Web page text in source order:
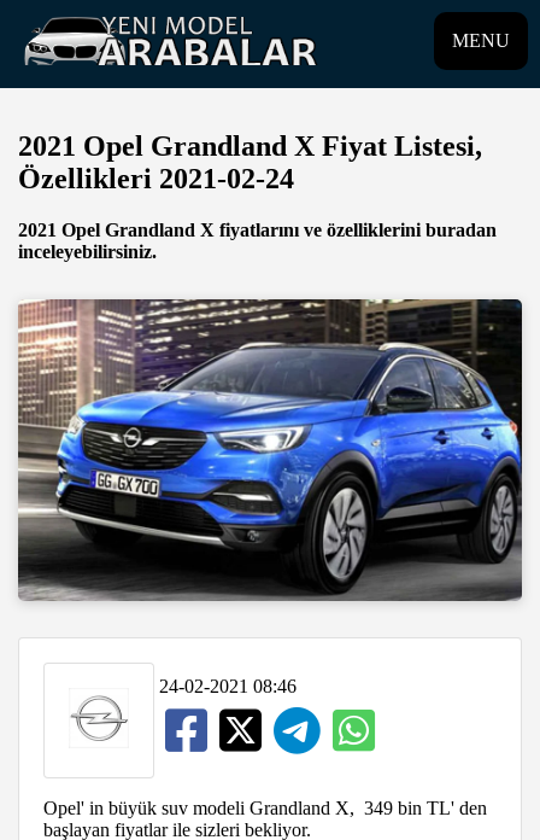
MENU
2021 Opel Grandland X Fiyat Listesi,
Özellikleri 2021-02-24
2021 Opel Grandland X fiyatlarını ve özelliklerini buradan
inceleyebilirsiniz.
24-02-2021 08:46
Opel' in büyük suv modeli Grandland X, 349 bin TL' den
başlayan fiyatlar ile sizleri bekliyor.